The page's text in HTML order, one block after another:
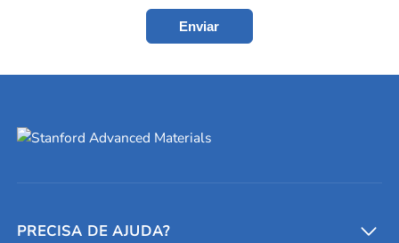
Enviar
PRECISA DE AJUDA?